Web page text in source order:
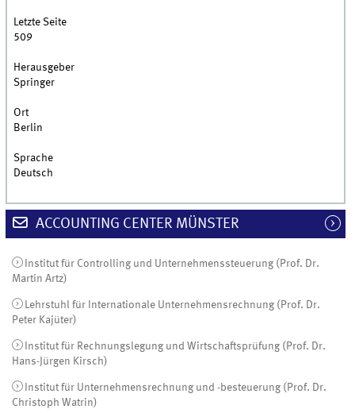
Letzte Seite
509
Herausgeber
Springer
Ort
Berlin
Sprache
Deutsch
ACCOUNTING CENTER MÜNSTER
Institut für Controlling und Unternehmenssteuerung (Prof. Dr.
Martin Artz)
Lehrstuhl für Internationale Unternehmensrechnung (Prof. Dr.
Peter Kajüter)
Institut für Rechnungslegung und Wirtschaftsprüfung (Prof. Dr.
Hans-Jürgen Kirsch)
Institut für Unternehmensrechnung und -besteuerung (Prof. Dr.
Christoph Watrin)